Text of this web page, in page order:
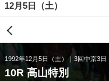
12月5日（土）
1992年12月5日（土） 3回中京3日
10R 高山特別